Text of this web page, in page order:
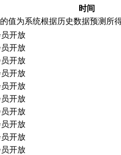
时间
值为系统根据历史数据预测所
开放
开放
开放
开放
开放
开放
开放
开放
开放
开放